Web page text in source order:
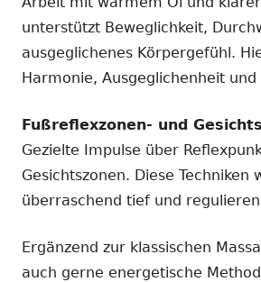
unterstützt Beweglichkeit,
ausgeglichenes Körpergefühl.
Harmonie, Ausgeglichenheit und
Fußreflexzonen- und
Gezielte Impulse über
Gesichtszonen. Diese Techniken
überraschend tief und
Ergänzend zur klassischen
auch gerne energetische